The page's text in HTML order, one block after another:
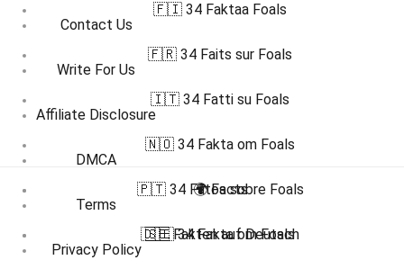
Contact Us
Write For Us
Affiliate Disclosure
DMCA
Terms
Privacy Policy
🇫🇮 34 Faktaa Foals
🇫🇷 34 Faits sur Foals
🇮🇹 34 Fatti su Foals
🇳🇴 34 Fakta om Foals
🇵🇹 34 Fatos sobre Foals
🇸🇪 34 Fakta om Foals
🌍 Facts
🇩🇪 Fakten auf Deutsch